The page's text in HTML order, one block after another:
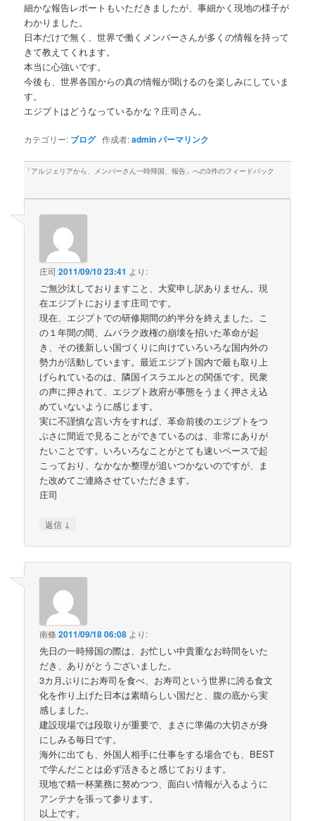
細かな報告レポートもいただきましたが、事細かく現地の様子が
わかりました。
日本だけで無く、世界で働くメンバーさんが多くの情報を持って
きて教えてくれます。
本当に心強いです。
今後も、世界各国からの真の情報が聞けるのを楽しみにしていま
す。
エジプトはどうなっているかな？庄司さん。
カテゴリー: ブログ作成者:adminパーマリンク
「アルジェリアから、メンバーさん一時帰国、報告 」への3件のフィードバック
庄司 2011/09/10 23:41 より:
ご無沙汰しておりますこと、大変申し訳ありません。現
在エジプトにおります庄司です。
現在、エジプトでの研修期間の約半分を終えました。こ
の１年間の間、ムバラク政権の崩壊を招いた革命が起
き、その後新しい国づくりに向けていろいろな国内外の
勢力が活動しています。最近エジプト国内で最も取り上
げられているのは、隣国イスラエルとの関係です。民衆
の声に押されて、エジプト政府が事態をうまく押さえ込
めていないように感じます。
実に不謹慎な言い方をすれば、革命前後のエジプトをつ
ぶさに間近で見ることができているのは、非常にありが
たいことです。いろいろなことがとても速いペースで起
こっており、なかなか整理が追いつかないのですが、ま
た改めてご連絡させていただきます。
庄司
返信 ↓
南條 2011/09/18 06:08 より:
先日の一時帰国の際は、お忙しい中貴重なお時間をいた
だき、ありがとうございました。
3カ月ぶりにお寿司を食べ、お寿司という世界に誇る食文
化を作り上げた日本は素晴らしい国だと、腹の底から実
感しました。
建設現場では段取りが重要で、まさに準備の大切さが身
にしみる毎日です。
海外に出ても、外国人相手に仕事をする場合でも、BEST
で学んだことは必ず活きると感じております。
現地で精一杯業務に努めつつ、面白い情報が入るように
アンテナを張って参ります。
以上です。